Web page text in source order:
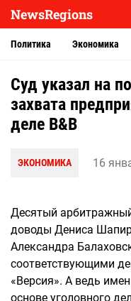
NewsRegions
Политика Экономика
Суд указал на
захвата
деле B&B
ЭКОНОМИКА 16
Десятый
доводы Дениса
Александра
соответствующими
«Версия». А ведь
основе уголовного